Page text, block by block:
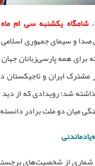
،شامگاه یکشنبه سی ام ماه سنبله/
و سیمای جمهوری اسلامی
برای همه پارسی‌زبانان
مشترک ایران و
شد؛ رویدادی که از
میان دو ملت برادر
شماری از شخصیت‌های